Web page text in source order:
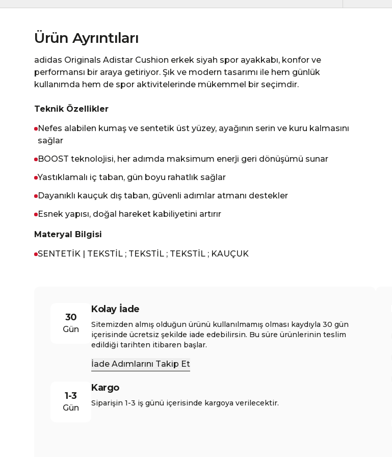
Ürün Ayrıntıları
adidas Originals Adistar Cushion erkek siyah spor ayakkabı, konfor ve
performansı bir araya getiriyor. Şık ve modern tasarımı ile hem günlük
kullanımda hem de spor aktivitelerinde mükemmel bir seçimdir.
Teknik Özellikler
Nefes alabilen kumaş ve sentetik üst yüzey, ayağının serin ve kuru kalmasını
sağlar
BOOST teknolojisi, her adımda maksimum enerji geri dönüşümü sunar
Yastıklamalı iç taban, gün boyu rahatlık sağlar
Dayanıklı kauçuk dış taban, güvenli adımlar atmanı destekler
Esnek yapısı, doğal hareket kabiliyetini artırır
Materyal Bilgisi
SENTETİK | TEKSTİL ; TEKSTİL ; TEKSTİL ; KAUÇUK
30
Gün
Kolay İade
Sitemizden almış olduğun ürünü kullanılmamış olması kaydıyla 30 gün
içerisinde ücretsiz şekilde iade edebilirsin. Bu süre ürünlerinin teslim
edildiği tarihten itibaren başlar.
İade Adımlarını Takip Et
1-3
Gün
Kargo
Siparişin 1-3 iş günü içerisinde kargoya verilecektir.